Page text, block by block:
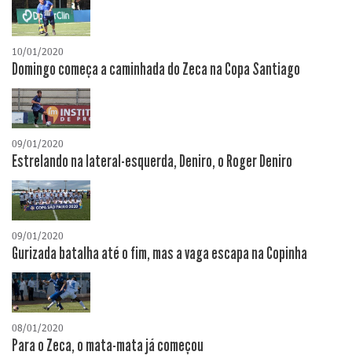
10/01/2020
Domingo começa a caminhada do Zeca na Copa Santiago
09/01/2020
Estrelando na lateral-esquerda, Deniro, o Roger Deniro
09/01/2020
Gurizada batalha até o fim, mas a vaga escapa na Copinha
08/01/2020
Para o Zeca, o mata-mata já começou